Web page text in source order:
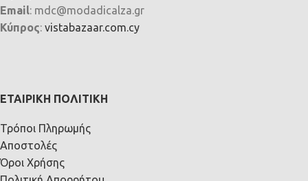
Email: mdc@modadicalza.gr
Κύπρος: vistabazaar.com.cy
ΕΤΑΙΡΙΚΉ ΠΟΛΙΤΙΚΉ
Τρόποι Πληρωμής
Αποστολές
Όροι Χρήσης